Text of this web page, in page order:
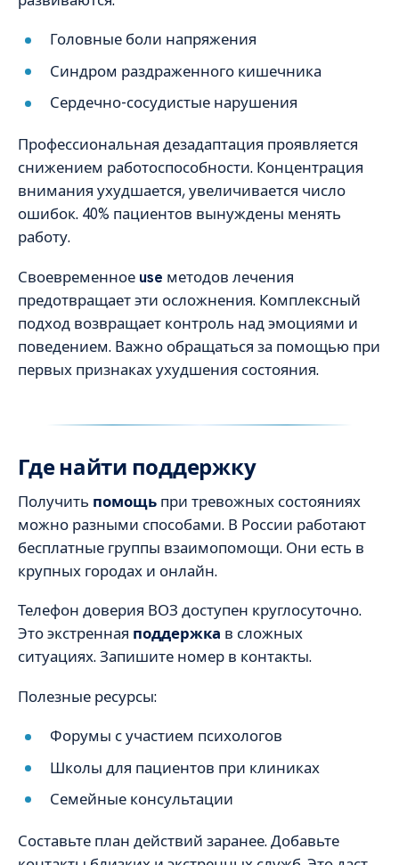
Головные боли напряжения
Синдром раздраженного кишечника
Сердечно-сосудистые нарушения
Профессиональная дезадаптация проявляется
снижением работоспособности. Концентрация
внимания ухудшается, увеличивается число
ошибок. 40% пациентов вынуждены менять
работу.
Своевременное use методов лечения
предотвращает эти осложнения. Комплексный
подход возвращает контроль над эмоциями и
поведением. Важно обращаться за помощью при
первых признаках ухудшения состояния.
Где найти поддержку
Получить помощь при тревожных состояниях
можно разными способами. В России работают
бесплатные группы взаимопомощи. Они есть в
крупных городах и онлайн.
Телефон доверия ВОЗ доступен круглосуточно.
Это экстренная поддержка в сложных
ситуациях. Запишите номер в контакты.
Полезные ресурсы:
Форумы с участием психологов
Школы для пациентов при клиниках
Семейные консультации
Составьте план действий заранее. Добавьте